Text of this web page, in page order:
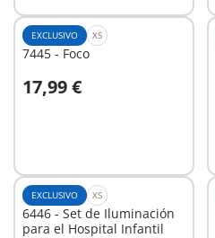
EXCLUSIVO XS
7445 - Foco
17,99 €
A la cesta
EXCLUSIVO XS
6446 - Set de Iluminación
para el Hospital Infantil